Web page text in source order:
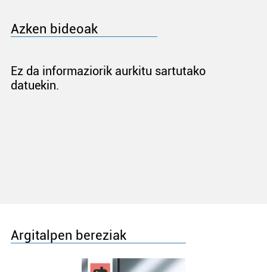
Azken bideoak
Ez da informaziorik aurkitu sartutako
datuekin.
Argitalpen bereziak